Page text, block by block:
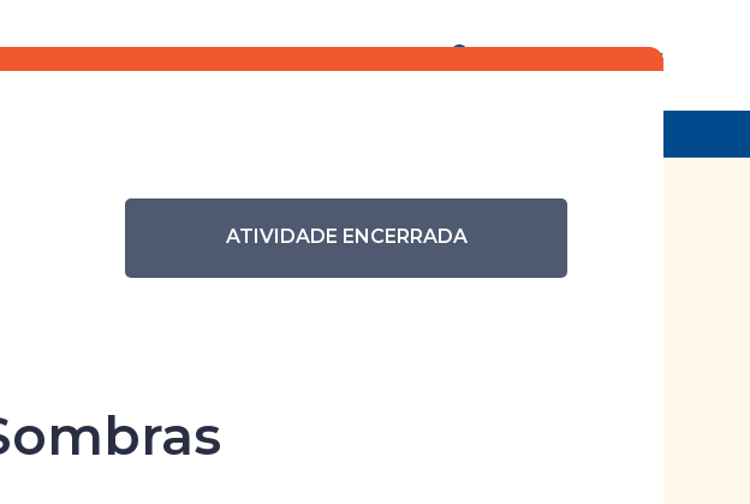
Pesquisar eventos
Cênicas
ATIVIDADE ENCERRADA